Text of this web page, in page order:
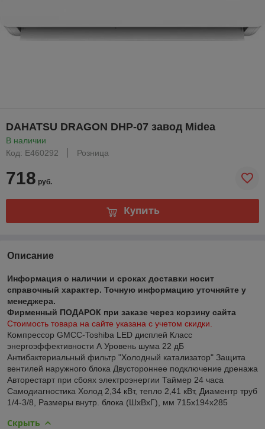
DAHATSU DRAGON DHP-07 завод Midea
В наличии
Код: Е460292
Розница
718 руб.
Купить
Описание
Информация о наличии и сроках доставки носит
справочный характер. Точную информацию уточняйте у
менеджера.
Фирменный ПОДАРОК при заказе через корзину сайта
Стоимость товара на сайте указана с учетом скидки.
Компрессор GMCC-Toshiba LED дисплей Класс
энергоэффективности А Уровень шума 22 дБ
Антибактериальный фильтр "Холодный катализатор" Защита
вентилей наружного блока Двустороннее подключение дренажа
Авторестарт при сбоях электроэнергии Таймер 24 часа
Самодиагностика Холод 2,34 кВт, тепло 2,41 кВт, Диаментр труб
1/4-3/8, Размеры внутр. блока (ШхВхГ), мм 715x194x285
Скрыть